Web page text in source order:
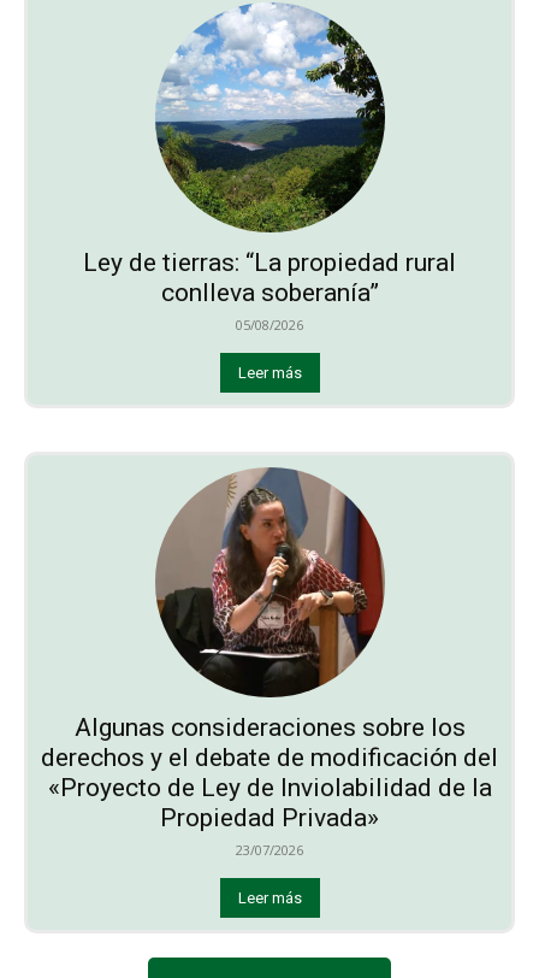
Ley de tierras: “La propiedad rural
conlleva soberanía”
05/08/2026
Leer más
Algunas consideraciones sobre los
derechos y el debate de modificación del
«Proyecto de Ley de Inviolabilidad de la
Propiedad Privada»
23/07/2026
Leer más